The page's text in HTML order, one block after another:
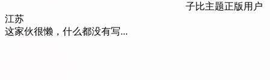
子比主题正版用户
江苏
这家伙很懒，什么都没有写...